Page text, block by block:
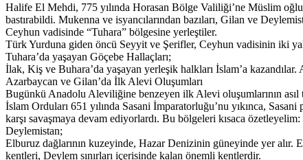
Halife El Mehdi, 775 yılında Horasan Bölge Valiliği’ne Müslim
bastırabildi. Mukenna ve isyancılarından bazıları, Gilan ve
Ceyhun vadisinde “Tuhara” bölgesine yerleştiler.
Türk Yurduna giden öncü Seyyit ve Şerifler, Ceyhun vadisinin iki
Tuhara’da yaşayan Göçebe Hallaçları;
İlak, Kiş ve Buhara’da yaşayan yerleşik halkları İslam’a
Azarbaycan ve Gilan’da İlk Alevi Oluşumları
Bugünkü Anadolu Aleviliğine benzeyen ilk Alevi oluşumlarının
İslam Orduları 651 yılında Sasani İmparatorluğu’nu yıkınca,
karşı savaşmaya devam ediyorlardı. Bu bölgeleri kısaca özetleyelim:
Deylemistan;
Elburuz dağlarının kuzeyinde, Hazar Denizinin güneyinde yer alır.
kentleri, Deylem sınırları içerisinde kalan önemli kentlerdir.